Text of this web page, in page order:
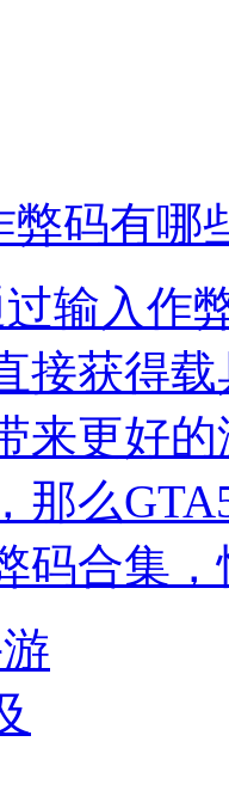
弊码有哪
输入作
接获得
来更好
那么
码合集